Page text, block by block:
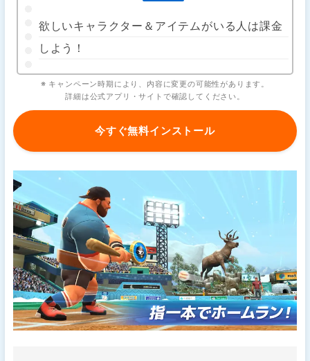
欲しいキャラクター＆アイテムがいる人は課金
しよう！
※ キャンペーン時期により、内容に変更の可能性があります。
詳細は公式アプリ・サイトで確認してください。
今すぐ無料インストール